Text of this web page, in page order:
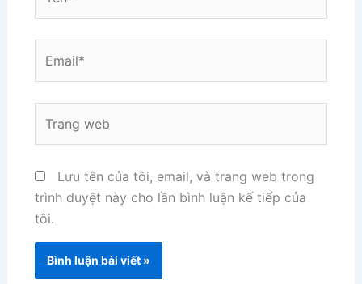
web
Lưu tên của tôi, email, và trang web trong
trình duyệt này cho lần bình luận kế tiếp của
tôi.